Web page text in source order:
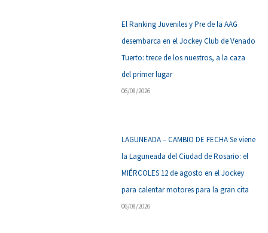
El Ranking Juveniles y Pre de la AAG
desembarca en el Jockey Club de Venado
Tuerto: trece de los nuestros, a la caza
del primer lugar
06/08/2026
LAGUNEADA – CAMBIO DE FECHA Se viene
la Laguneada del Ciudad de Rosario: el
MIÉRCOLES 12 de agosto en el Jockey
para calentar motores para la gran cita
06/08/2026